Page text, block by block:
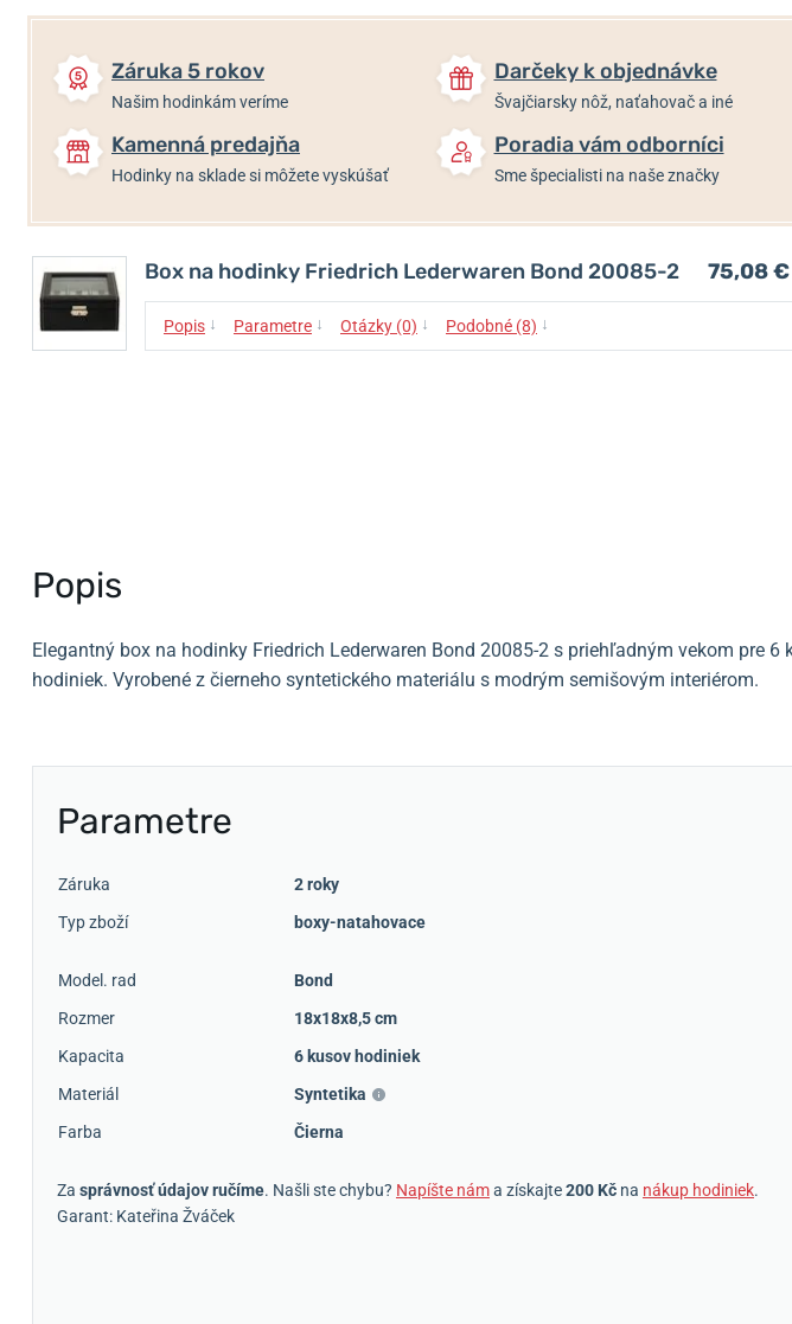
Záruka 5 rokov
Našim hodinkám veríme
Darčeky k objednávke
Švajčiarsky nôž, naťahovač a iné
Kamenná predajňa
Hodinky na sklade si môžete vyskúšať
Poradia vám odborníci
Sme špecialisti na naše značky
Box na hodinky Friedrich Lederwaren Bond 20085-2 75,08 €
Popis ↓ Parametre ↓ Otázky (0) ↓ Podobné (8) ↓
Popis
Elegantný box na hodinky Friedrich Lederwaren Bond 20085-2 s priehľadným vekom pre 6
hodiniek. Vyrobené z čierneho syntetického materiálu s modrým semišovým interiérom.
Parametre
Záruka
2 roky
Typ zboží
boxy-natahovace
Model. rad
Bond
Rozmer
18x18x8,5 cm
Kapacita
6 kusov hodiniek
Materiál
Syntetika
Farba
Čierna
Za správnosť údajov ručíme. Našli ste chybu? Napíšte náma získajte200 Kč na nákup hodiniek.
Garant: Kateřina Žváček